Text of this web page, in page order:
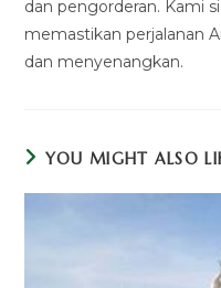
dan pengorderan. Kami
memastikan perjalanan
dan menyenangkan.
YOU MIGHT ALSO